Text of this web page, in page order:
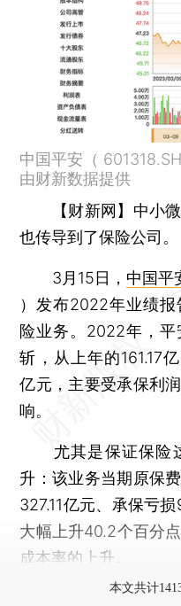
中国平安（
由财新数据提供
【财新网】 中小
也传导到了保险公司。
3月15日， 中国平
）发布2022年业绩
险业务。2022年，
斩，从上年的161.17
亿元，主要受承保利
响。
尤其是保证保险这
升：该业务当期原保
327.11亿元、承保亏
大幅上升40.2个百分
成本率的上升。
本文共计